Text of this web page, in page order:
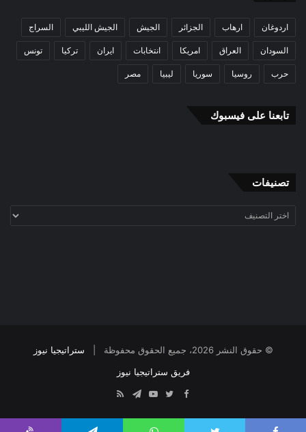
اردوغان ارهاب الجزائر الجيش الجيش الليبي السراج
السودان العراق امريكا انتخابات ايران تركيا تونس
حرب روسيا سوريا ليبيا مصر
تابعنا على فيسبوك
تصنيفات
تصنيفات
© حقوق النشر 2026، جميع الحقوق محفوظة |
ستراتيجيا نيوز
فريق ستراتيجيا نيوز
Facebook
Twitter
YouTube
Telegram
RSS